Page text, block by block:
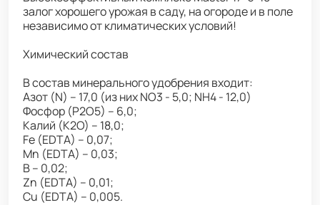
залог хорошего урожая в саду, на огороде и в поле
независимо от климатических условий!
Химический состав
В состав минерального удобрения входит:
Азот (N) – 17,0 (из них NO3 - 5,0; NH4 - 12,0)
Фосфор (Р2О5) – 6,0;
Калий (К2О) – 18,0;
Fe (EDTA) – 0,07;
Mn (EDTA) – 0,03;
В – 0,02;
Zn (EDTA) – 0,01;
Cu (EDTA) – 0,005.